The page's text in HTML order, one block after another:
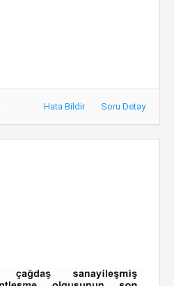
Hata Bildir Soru Detay